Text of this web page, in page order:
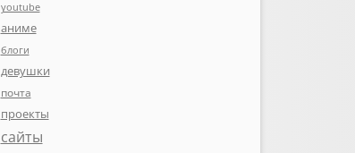
youtube
аниме
блоги
девушки
почта
проекты
сайты